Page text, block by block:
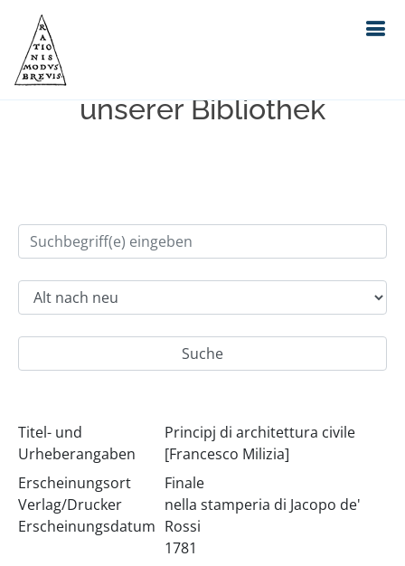
Einfache Suche im Bestand
unserer Bibliothek
Titel- und
Urheberangaben
Principj di architettura civile
[Francesco Milizia]
Erscheinungsort
Verlag/Drucker
Erscheinungsdatum
Finale
nella stamperia di Jacopo de'
Rossi
1781